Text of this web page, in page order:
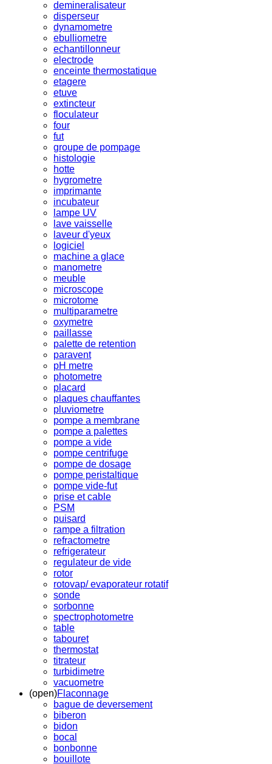
demineralisateur
disperseur
dynamometre
ebulliometre
echantillonneur
electrode
enceinte thermostatique
etagere
etuve
extincteur
floculateur
four
fut
groupe de pompage
histologie
hotte
hygrometre
imprimante
incubateur
lampe UV
lave vaisselle
laveur d'yeux
logiciel
machine a glace
manometre
meuble
microscope
microtome
multiparametre
oxymetre
paillasse
palette de retention
paravent
pH metre
photometre
placard
plaques chauffantes
pluviometre
pompe a membrane
pompe a palettes
pompe a vide
pompe centrifuge
pompe de dosage
pompe peristaltique
pompe vide-fut
prise et cable
PSM
puisard
rampe a filtration
refractometre
refrigerateur
regulateur de vide
rotor
rotovap/ evaporateur rotatif
sonde
sorbonne
spectrophotometre
table
tabouret
thermostat
titrateur
turbidimetre
vacuometre
(open)Flaconnage
bague de deversement
biberon
bidon
bocal
bonbonne
bouillote